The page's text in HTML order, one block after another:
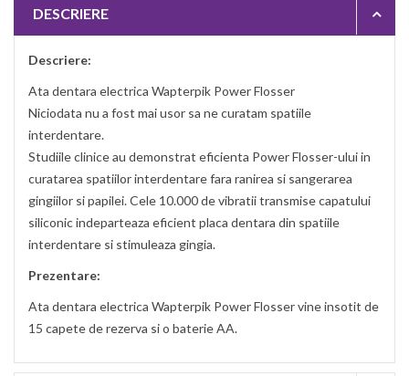
DESCRIERE
Descriere:
Ata dentara electrica Wapterpik Power Flosser
Niciodata nu a fost mai usor sa ne curatam spatiile
interdentare.
Studiile clinice au demonstrat eficienta Power Flosser-ului in
curatarea spatiilor interdentare fara ranirea si sangerarea
gingiilor si papilei. Cele 10.000 de vibratii transmise capatului
siliconic indeparteaza eficient placa dentara din spatiile
interdentare si stimuleaza gingia.
Prezentare:
Ata dentara electrica Wapterpik Power Flosser vine insotit de
15 capete de rezerva si o baterie AA.